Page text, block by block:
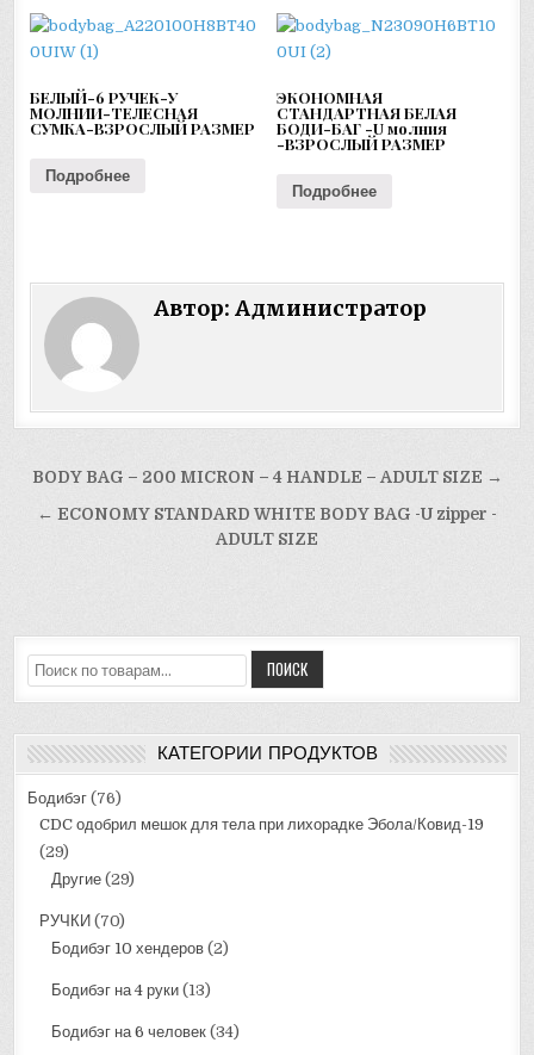
БЕЛЫЙ-6 РУЧЕК-У
МОЛНИИ-ТЕЛЕСНАЯ
СУМКА-ВЗРОСЛЫЙ РАЗМЕР
Подробнее
ЭКОНОМНАЯ
СТАНДАРТНАЯ БЕЛАЯ
БОДИ-БАГ -U молния
-ВЗРОСЛЫЙ РАЗМЕР
Подробнее
Автор:Администратор
Навигация
по
BODY BAG – 200 MICRON – 4 HANDLE – ADULT SIZE →
← ECONOMY STANDARD WHITE BODY BAG -U zipper -
ADULT SIZE
Искать: ПОИСК
КАТЕГОРИИ ПРОДУКТОВ
Бодибэг (76)
CDC одобрил мешок для тела при лихорадке Эбола/Ковид-19
(29)
Другие (29)
РУЧКИ (70)
Бодибэг 10 хендеров (2)
Бодибэг на 4 руки (13)
Бодибэг на 6 человек (34)